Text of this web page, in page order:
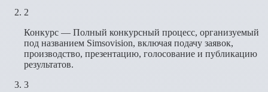
2
Конкурс — Полный конкурсный процесс, организуемый
под названием Simsovision, включая подачу заявок,
производство, презентацию, голосование и публикацию
результатов.
3